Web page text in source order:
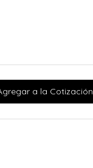
a la Cotización